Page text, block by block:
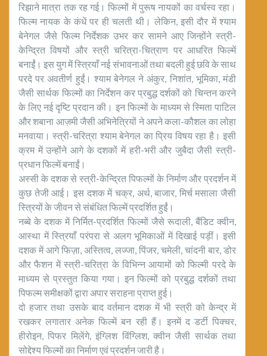
रिझाने मात्रा तक रह गई। फिल्मों में पुरूष नायकों का वर्चस्व रहा।
फिल्म नायक के कंधें पर ही चलती थी। लेकिन, इसी दौर में श्याम
बेनेगल जैसे फिल्म निर्देशक उभर कर सामने आए जिन्होंने स्त्री-
केन्द्रित विषयों और स्त्री चरित्रा-चित्राण पर आधरित फिल्में
बनाईं। इस युग में स्त्रियाँ नई संभावनाओं तथा बदली हुई छवि के साथ
परदे पर अवतीर्ण हुईं। श्याम बेनेगल ने अंकुर, निशांत, भूमिका, मंडी
जैसी सार्थक फिल्मों का निर्देशन कर प्रबुद्ध दर्शकों को चिन्तन करने
के लिए नई दृष्टि प्रदान की। इन फिल्मों के माध्यम से स्मिता पाटिल
और शबाना आज़मी जैसी अभिनेत्रियों ने अपने कला-कौशल का लोहा
मनवाया। स्त्री-चरित्रा श्याम बेनेगल का प्रिय विषय रहा है। इसी
क्रम में उन्होंने आगे के दशकों में हरी-भरी और जुबैदा जैसी स्त्री-
प्रधान फिल्में बनाईं।
अस्सी के दशक से स्त्री-केन्द्रित पिफल्मों के निर्माण और प्रदर्शन में
कुछ तेजी आई। इस दशक में चक्र, अर्थ, बाजार, मिर्च मसाला जैसी
स्त्रियों के जीवन से संबंधित फिल्में प्रदर्शित हुईं।
नब्बे के दशक में निर्मित-प्रदर्शित फिल्मों जैसे रूदाली, बैंडिट क्वीन,
आस्था में स्त्रियाँ परंपरा से अलग भूमिकाओं में दिखाई पड़ीं। इसी
दशक में आगे फिज़ा, अस्तित्व, लज्जा, पिंजर, चमेली, चांदनी बार, डोर
और फैशन में स्त्री-चरित्रा के विभिन्न आयामों को फिल्मी परदे के
माध्यम से प्रस्तुत किया गया। इन फिल्मों को प्रबुद्ध दर्शकों तथा
पिफल्म समीक्षकों द्वारा अपार सराहना प्राप्त हुई।
दो हजार तथा उसके बाद वर्तमान दशक में भी स्त्री को केन्द्र में
रखकर लगातार अनेक फिल्में बन रही हैं। इनमें द डर्टी पिक्चर,
हीरोइन, पिफर मिलेंगे, इंग्लिश विंग्लिश, क्वीन जैसी सार्थक तथा
सोद्देश्य फिल्मों का निर्माण एवं प्रदर्शन जारी है।